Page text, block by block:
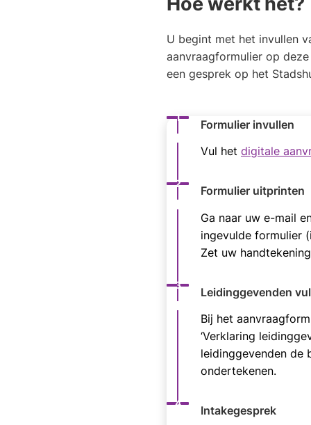
U begint met het invullen
aanvraagformulier op
een gesprek op het
Formulier invullen
Status: Actief
Opvolgingsnummer:
1
Vul het digitale
Formulier uitprinten
Status: Actief
Opvolgingsnummer:
2
Ga naar uw e-mail
ingevulde formulier
Zet uw
Leidinggevenden
Status: Actief
Opvolgingsnummer:
3
Bij het
‘Verklaring
leidinggevenden de
ondertekenen.
Intakegesprek
Status: Actief
Opvolgingsnummer:
4